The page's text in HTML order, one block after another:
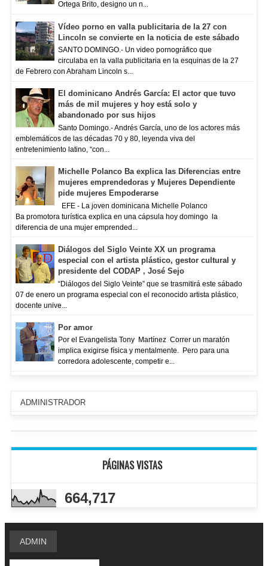
Ortega Brito, designo un n...
Vídeo porno en valla publicitaria de la 27 con
Lincoln se convierte en la noticia de este sábado
SANTO DOMINGO.- Un video pornográfico que
circulaba en la valla publicitaria en la esquinas de la 27
de Febrero con Abraham Lincoln s...
El dominicano Andrés García: El actor que tuvo
más de mil mujeres y hoy está solo y
abandonado por sus hijos
Santo Domingo.- Andrés García, uno de los actores más
emblemáticos de las décadas 70 y 80, leyenda viva del
entretenimiento latino, “con...
Michelle Polanco Ba explica las Diferencias entre
mujeres emprendedoras y Mujeres Dependiente
pide mujeres Empoderarse
EFE - La joven dominicana Michelle Polanco
Ba promotora turística explica en una cápsula hoy domingo la
diferencia de una mujer emprended...
Diálogos del Siglo Veinte XX un programa
especial con el artista plástico, gestor cultural y
presidente del CODAP , José Sejo
“Diálogos del Siglo Veinte” que se trasmitirá este sábado
07 de enero un programa especial con el reconocido artista plástico,
docente unive...
Por amor
Por el Evangelista Tony Martínez Correr un maratón
implica exigirse física y mentalmente. Pero para una
corredora adolescente, competir e...
ADMINISTRADOR
PÁGINAS VISTAS
664,717
ADMIN